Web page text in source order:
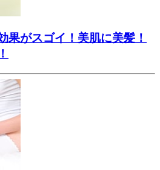
果がスゴイ！美肌に美髪！